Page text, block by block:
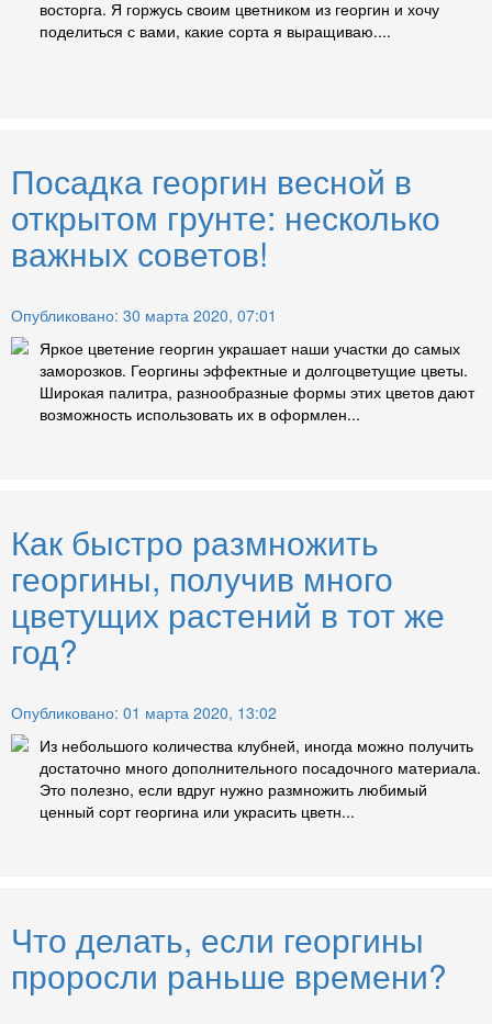
восторга. Я горжусь своим цветником из георгин и хочу
поделиться с вами, какие сорта я выращиваю....
Посадка георгин весной в
открытом грунте: несколько
важных советов!
Опубликовано: 30 марта 2020, 07:01
Яркое цветение георгин украшает наши участки до самых
заморозков. Георгины эффектные и долгоцветущие цветы.
Широкая палитра, разнообразные формы этих цветов дают
возможность использовать их в оформлен...
Как быстро размножить
георгины, получив много
цветущих растений в тот же
год?
Опубликовано: 01 марта 2020, 13:02
Из небольшого количества клубней, иногда можно получить
достаточно много дополнительного посадочного материала.
Это полезно, если вдруг нужно размножить любимый
ценный сорт георгина или украсить цветн...
Что делать, если георгины
проросли раньше времени?